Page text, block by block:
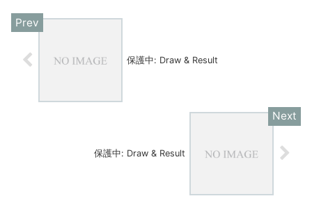
保護中: Draw & Result
保護中: Draw & Result